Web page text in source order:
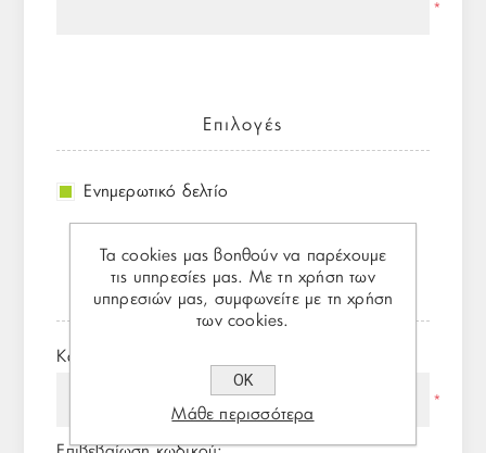
*
Επιλογές
Ενημερωτικό δελτίο
Ο κωδικός πρόσβασης
Κωδικός πρόσβασης:
*
Τα cookies μας βοηθούν να παρέχουμε
τις υπηρεσίες μας. Με τη χρήση των
υπηρεσιών μας, συμφωνείτε με τη χρήση
των cookies.
ΟΚ
Μάθε περισσότερα